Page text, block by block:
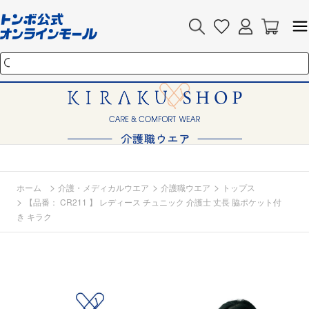
ホーム > 介護・メディカルウエア > 介護職ウエア > トップス
>
【品番： CR211 】 レディース チュニック 介護士 丈長 脇ポケット付
き キラク